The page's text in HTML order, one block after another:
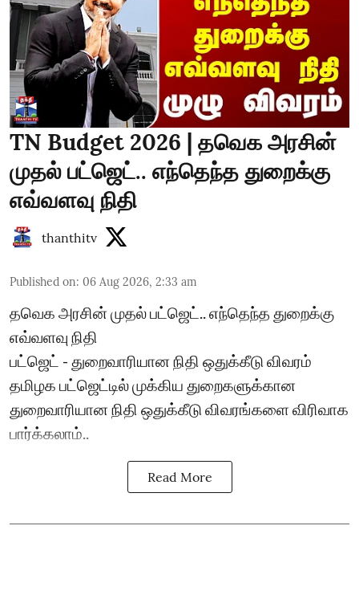
TN Budget 2026 | தவெக அரசின்
முதல் பட்ஜெட்.. எந்தெந்த துறைக்கு
எவ்வளவு நிதி
thanthitv
Published on: 06 Aug 2026, 2:33 am
தவெக அரசின் முதல் பட்ஜெட்.. எந்தெந்த துறைக்கு
எவ்வளவு நிதி
பட்ஜெட் - துறைவாரியான நிதி ஒதுக்கீடு விவரம்
தமிழக பட்ஜெட்டில் முக்கிய துறைகளுக்கான
துறைவாரியான நிதி ஒதுக்கீடு விவரங்களை விரிவாக
பார்க்கலாம்..
Read More